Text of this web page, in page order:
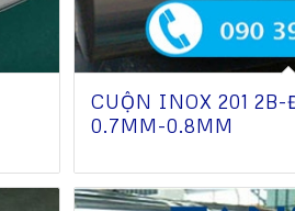
CUỘN INOX 201 2B-
0.7MM-0.8MM